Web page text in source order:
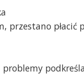
przestano płacić
problemy